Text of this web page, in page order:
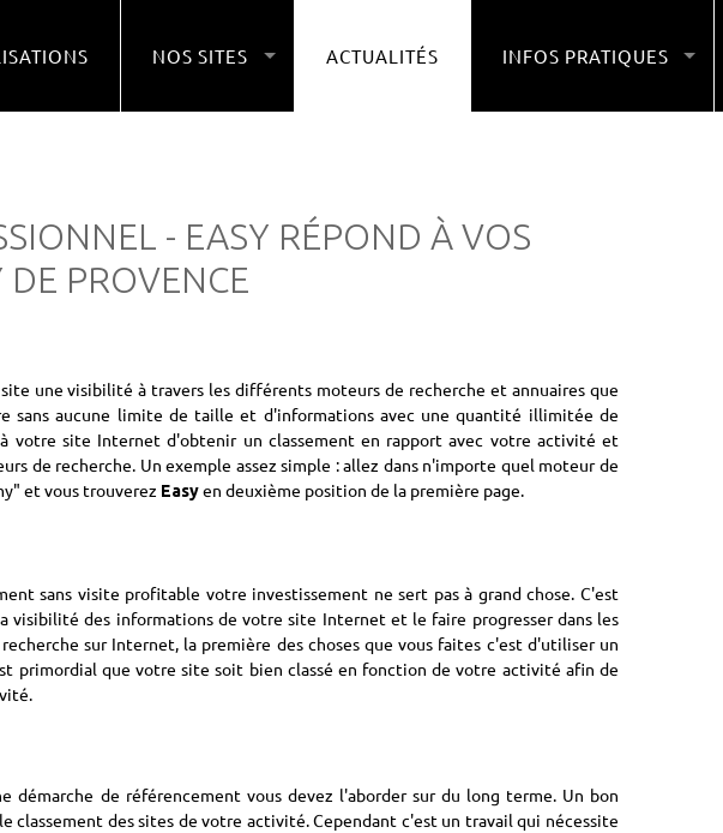
NOS SITES ACTUALITÉS INFOS PRATIQUES
- EASY RÉPOND À VOS
PROVENCE
une visibilité à travers les différents moteurs de recherche et annuaires que
sans aucune limite de taille et d'informations avec une quantité illimitée de
votre site Internet d'obtenir un classement en rapport avec votre activité et
de recherche. Un exemple assez simple : allez dans n'importe quel moteur de
et vous trouverez Easyen deuxième position de la première page.
sans visite profitable votre investissement ne sert pas à grand chose. C'est
visibilité des informations de votre site Internet et le faire progresser dans les
sur Internet, la première des choses que vous faites c'est d'utiliser un
primordial que votre site soit bien classé en fonction de votre activité afin de
démarche de référencement vous devez l'aborder sur du long terme. Un bon
classement des sites de votre activité. Cependant c'est un travail qui nécessite